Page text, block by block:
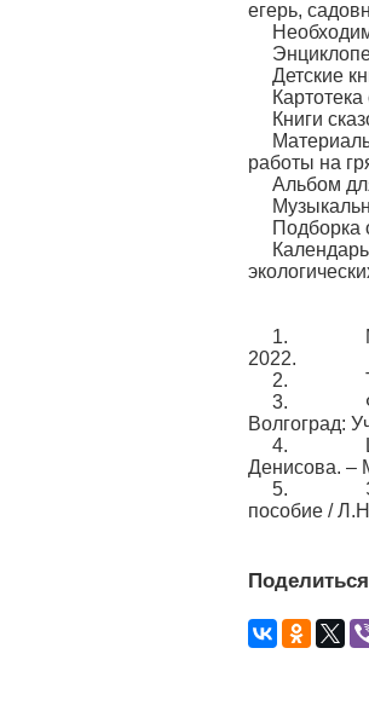
егерь,
Детские
Книги
работы на
Альбом
Подборка
1.
2022.
2.
3.
Волгоград:
4. Школа
Денисова. –
5.
пособие /